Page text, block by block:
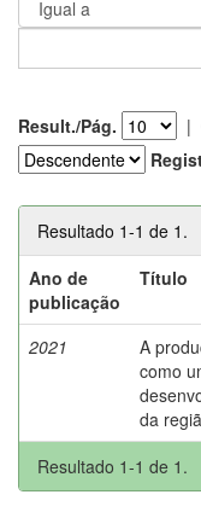
Result./Pág. |
Resultado 1-1 de 1.
Ano de
publicação
Título
2021
A
como
da
Resultado 1-1 de 1.